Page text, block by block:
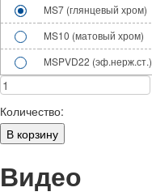
MS7 (глянцевый хром)
MS10 (матовый хром)
MSPVD22 (эф.нерж.ст.)
Количество:
Видео